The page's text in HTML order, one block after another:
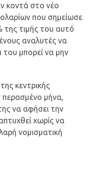
κοντά στο νέο
που σημείωσε
της τιμής του αυτό
αναλυτές να
του μπορεί να μην
κεντρικής
μήνα,
να αφήσει την
χωρίς να
νομισματική